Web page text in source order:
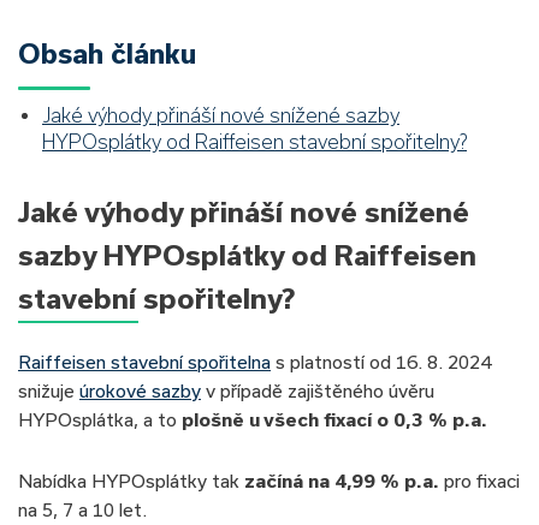
Obsah článku
Jaké výhody přináší nové snížené sazby
HYPOsplátky od Raiffeisen stavební spořitelny?
Jaké výhody přináší nové snížené
sazby HYPOsplátky od Raiffeisen
stavební spořitelny?
Raiffeisen stavební spořitelna s platností od 16. 8. 2024
snižuje úrokové sazby v případě zajištěného úvěru
HYPOsplátka, a to plošně u všech fixací o 0,3 % p.a.
Nabídka HYPOsplátky tak začíná na 4,99 % p.a. pro fixaci
na 5, 7 a 10 let.